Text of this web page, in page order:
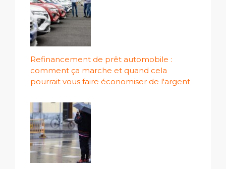
Refinancement de prêt automobile :
comment ça marche et quand cela
pourrait vous faire économiser de l'argent